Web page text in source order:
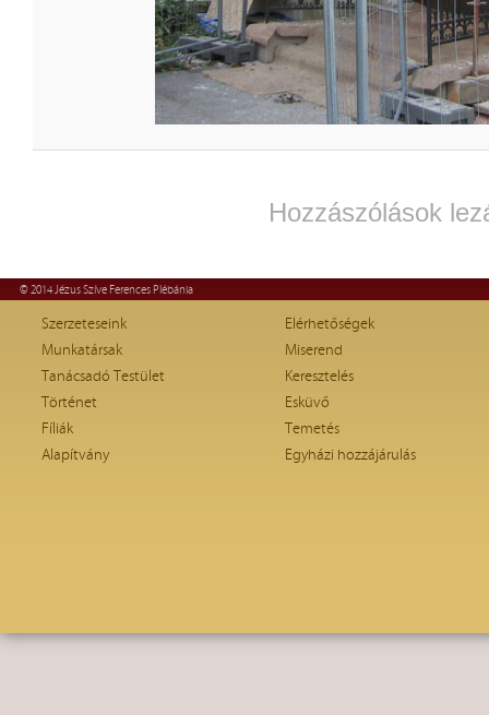
Hozzászólások
© 2014 Jézus Szíve Ferences Plébánia
Szerzeteseink
Munkatársak
Tanácsadó Testület
Történet
Fíliák
Alapítvány
Elérhetőségek
Miserend
Keresztelés
Esküvő
Temetés
Egyházi hozzájárulás